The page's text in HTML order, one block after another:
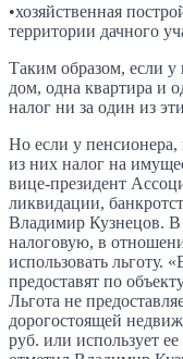
•хозяйственная
территории дачного
Таким образом, если у
дом, одна квартира и
налог ни за один из
Но если у пенсионера,
из них налог на
вице-президент
ликвидации,
Владимир Кузнецов. В
налоговую, в
использовать льготу.
предоставят по
Льгота не
дорогостоящей
руб. или использует